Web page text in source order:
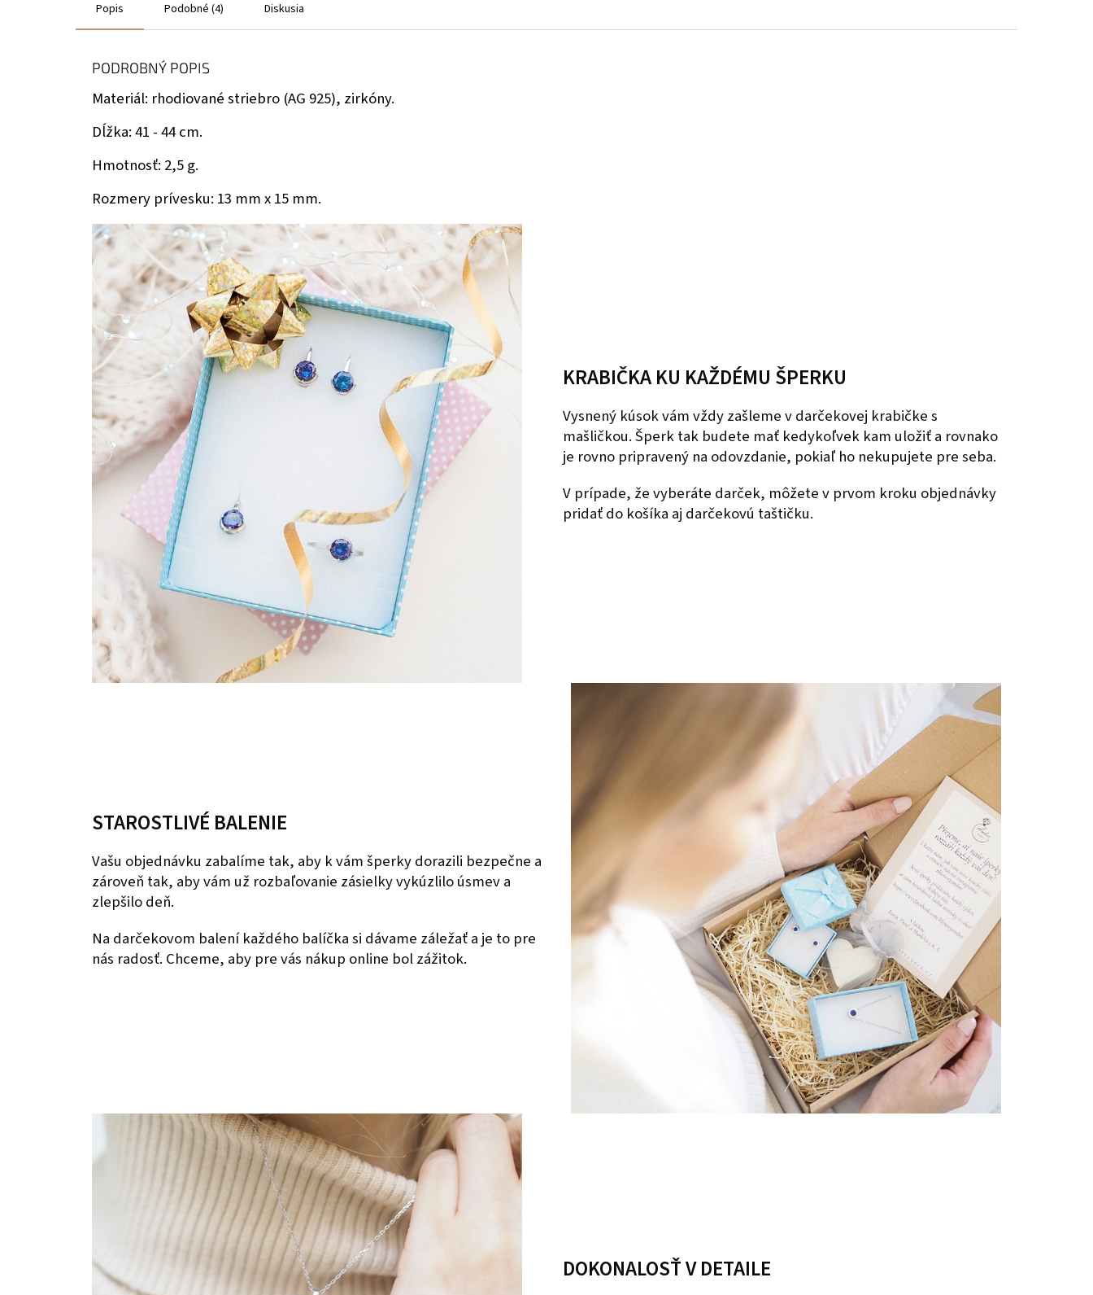
Popis Podobné (4) Diskusia
PODROBNÝ POPIS
Materiál: rhodiované striebro (AG 925), zirkóny.
Dĺžka: 41 - 44 cm.
Hmotnosť: 2,5 g.
Rozmery prívesku: 13 mm x 15 mm.
KRABIČKA KU KAŽDÉMU ŠPERKU
Vysnený kúsok vám vždy zašleme v darčekovej krabičke s
mašličkou. Šperk tak budete mať kedykoľvek kam uložiť a rovnako
je rovno pripravený na odovzdanie, pokiaľ ho nekupujete pre seba.
V prípade, že vyberáte darček, môžete v prvom kroku objednávky
pridať do košíka aj darčekovú taštičku.
STAROSTLIVÉ BALENIE
Vašu objednávku zabalíme tak, aby k vám šperky dorazili bezpečne a
zároveň tak, aby vám už rozbaľovanie zásielky vykúzlilo úsmev a
zlepšilo deň.
Na darčekovom balení každého balíčka si dávame záležať a je to pre
nás radosť. Chceme, aby pre vás nákup online bol zážitok.
DOKONALOSŤ V DETAILE